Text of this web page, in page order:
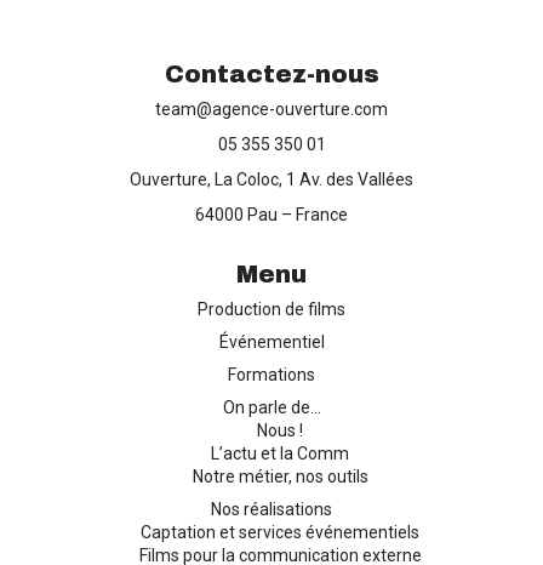
Production de films
Captation d’événements
Formation
Contactez-nous
team@agence-ouverture.com
05 355 350 01
Ouverture, La Coloc, 1 Av. des Vallées
64000 Pau – France
Menu
Production de films
Événementiel
Formations
On parle de…
Nous !
L’actu et la Comm
Notre métier, nos outils
Nos réalisations
Captation et services événementiels
Films pour la communication externe